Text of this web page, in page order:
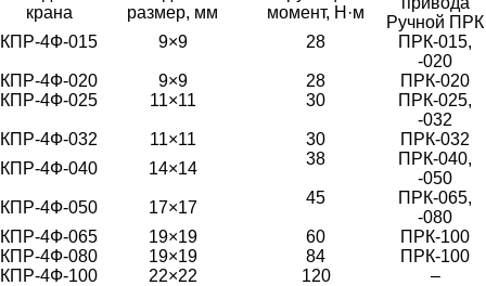
крана
размер, мм
момент, Н·м
Ручной ПРК
КПР-4Ф-015
9×9 28
ПРК-015,
-020
КПР-4Ф-020
9×9 28
ПРК-020
КПР-4Ф-025
11×11 30
ПРК-025,
-032
КПР-4Ф-032
11×11 30
ПРК-032
КПР-4Ф-040
14×14
38
ПРК-040,
-050
КПР-4Ф-050
17×17
45
ПРК-065,
-080
КПР-4Ф-065
19×19 60
ПРК-100
КПР-4Ф-080
19×19 84
ПРК-100
КПР-4Ф-100
22×22 120 –